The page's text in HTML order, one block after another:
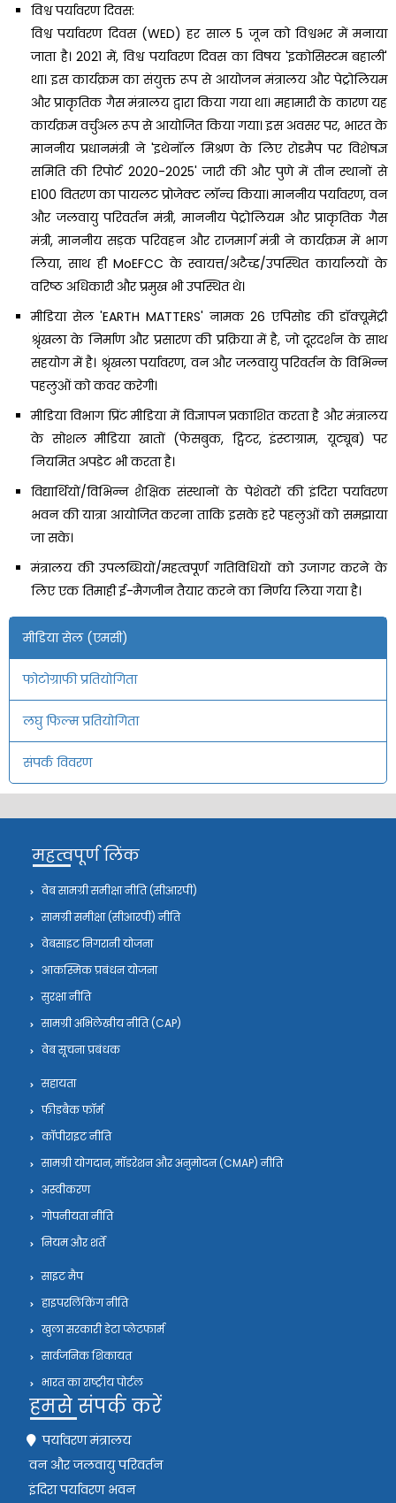
मीडिया सेल (एमसी)
फोटोग्राफी प्रतियोगिता
लघु फिल्म प्रतियोगिता
संपर्क विवरण
विश्व पर्यावरण दिवस:
विश्व पर्यावरण दिवस (WED) हर साल 5 जून को विश्वभर में मनाया
जाता है। 2021 में, विश्व पर्यावरण दिवस का विषय 'इकोसिस्टम बहाली'
था। इस कार्यक्रम का संयुक्त रूप से आयोजन मंत्रालय और पेट्रोलियम
और प्राकृतिक गैस मंत्रालय द्वारा किया गया था। महामारी के कारण यह
कार्यक्रम वर्चुअल रूप से आयोजित किया गया। इस अवसर पर, भारत के
माननीय प्रधानमंत्री ने 'इथेनॉल मिश्रण के लिए रोडमैप पर विशेषज्ञ
समिति की रिपोर्ट 2020-2025' जारी की और पुणे में तीन स्थानों से
E100 वितरण का पायलट प्रोजेक्ट लॉन्च किया। माननीय पर्यावरण, वन
और जलवायु परिवर्तन मंत्री, माननीय पेट्रोलियम और प्राकृतिक गैस
मंत्री, माननीय सड़क परिवहन और राजमार्ग मंत्री ने कार्यक्रम में भाग
लिया, साथ ही MoEFCC के स्वायत्त/अटैच्ड/उपस्थित कार्यालयों के
वरिष्ठ अधिकारी और प्रमुख भी उपस्थित थे।
मीडिया सेल 'EARTH MATTERS' नामक 26 एपिसोड की डॉक्यूमेंट्री
श्रृंखला के निर्माण और प्रसारण की प्रक्रिया में है, जो दूरदर्शन के साथ
सहयोग में है। श्रृंखला पर्यावरण, वन और जलवायु परिवर्तन के विभिन्न
पहलुओं को कवर करेगी।
मीडिया विभाग प्रिंट मीडिया में विज्ञापन प्रकाशित करता है और मंत्रालय
के सोशल मीडिया खातों (फेसबुक, ट्विटर, इंस्टाग्राम, यूट्यूब) पर
नियमित अपडेट भी करता है।
विद्यार्थियों/विभिन्न शैक्षिक संस्थानों के पेशेवरों की इंदिरा पर्यावरण
भवन की यात्रा आयोजित करना ताकि इसके हरे पहलुओं को समझाया
जा सके।
मंत्रालय की उपलब्धियों/महत्वपूर्ण गतिविधियों को उजागर करने के
लिए एक तिमाही ई-मैगजीन तैयार करने का निर्णय लिया गया है।
महत्वपूर्ण लिंक
वेब सामग्री समीक्षा नीति (सीआरपी)
सामग्री समीक्षा (सीआरपी) नीति
वेबसाइट निगरानी योजना
आकस्मिक प्रबंधन योजना
सुरक्षा नीति
सामग्री अभिलेखीय नीति (CAP)
वेब सूचना प्रबंधक
सहायता
फीडबैक फॉर्म
कॉपीराइट नीति
सामग्री योगदान, मॉडरेशन और अनुमोदन (CMAP) नीति
अस्वीकरण
गोपनीयता नीति
नियम और शर्तें
साइट मैप
हाइपरलिंकिंग नीति
खुला सरकारी डेटा प्लेटफार्म
सार्वजनिक शिकायत
भारत का राष्ट्रीय पोर्टल
हमसे संपर्क करें
पर्यावरण मंत्रालय
वन और जलवायु परिवर्तन
इंदिरा पर्यावरण भवन